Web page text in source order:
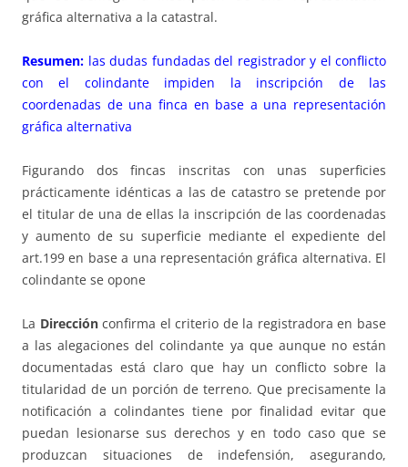
gráfica alternativa a la catastral.
Resumen: las dudas fundadas del registrador y el conflicto
con el colindante impiden la inscripción de las
coordenadas de una finca en base a una representación
gráfica alternativa
Figurando dos fincas inscritas con unas superficies
prácticamente idénticas a las de catastro se pretende por
el titular de una de ellas la inscripción de las coordenadas
y aumento de su superficie mediante el expediente del
art.199 en base a una representación gráfica alternativa. El
colindante se opone
La Direcciónconfirma el criterio de la registradora en base
a las alegaciones del colindante ya que aunque no están
documentadas está claro que hay un conflicto sobre la
titularidad de un porción de terreno. Que precisamente la
notificación a colindantes tiene por finalidad evitar que
puedan lesionarse sus derechos y en todo caso que se
produzcan situaciones de indefensión, asegurando,